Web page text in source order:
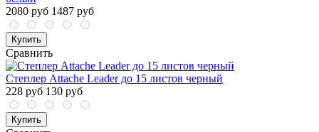
2080 руб 1487 руб
Купить
Сравнить
Степлер Attache Leader до 15 листов черный
228 руб 130 руб
Купить